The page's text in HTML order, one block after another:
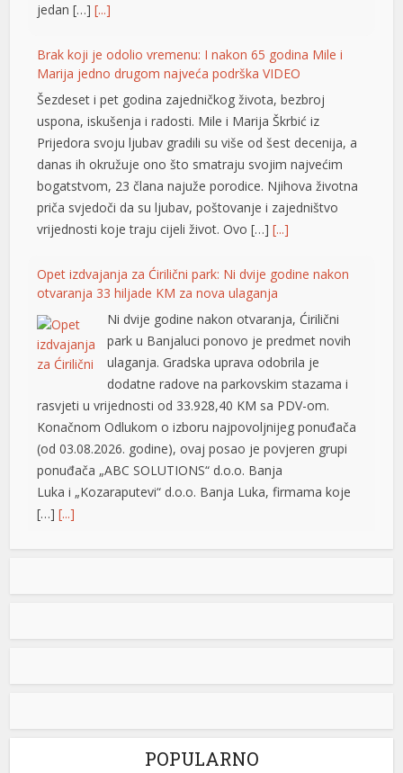
jedan […][...]
Brak koji je odolio vremenu: I nakon 65 godina Mile i
Marija jedno drugom najveća podrška VIDEO
Šezdeset i pet godina zajedničkog života, bezbroj
uspona, iskušenja i radosti. Mile i Marija Škrbić iz
Prijedora svoju ljubav gradili su više od šest decenija, a
danas ih okružuje ono što smatraju svojim najvećim
bogatstvom, 23 člana najuže porodice. Njihova životna
priča svjedoči da su ljubav, poštovanje i zajedništvo
vrijednosti koje traju cijeli život. Ovo […][...]
Opet izdvajanja za Ćirilični park: Ni dvije godine nakon
otvaranja 33 hiljade KM za nova ulaganja
Ni dvije godine nakon otvaranja, Ćirilični
park u Banjaluci ponovo je predmet novih
ulaganja. Gradska uprava odobrila je
dodatne radove na parkovskim stazama i
rasvjeti u vrijednosti od 33.928,40 KM sa PDV-om.
Konačnom Odlukom o izboru najpovoljnijeg ponuđača
(od 03.08.2026. godine), ovaj posao je povjeren grupi
ponuđača „ABC SOLUTIONS“ d.o.o. Banja
Luka i „Kozaraputevi“ d.o.o. Banja Luka, firmama koje
[…][...]
1954. godine u Ljubotićima, a veći dio života proveo je u
iskustvom u području osiguranja te je od samih
početaka sudjelovao u stvaranju […][...]
POPULARNO